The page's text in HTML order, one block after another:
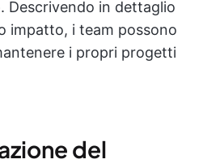
Descrivendo in dettaglio
impatto, i team possono
i propri progetti
del